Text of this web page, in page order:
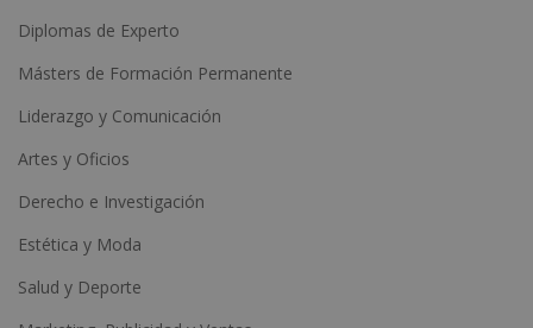
Diplomas de Experto
Másters de Formación Permanente
Liderazgo y Comunicación
Artes y Oficios
Derecho e Investigación
Estética y Moda
Salud y Deporte